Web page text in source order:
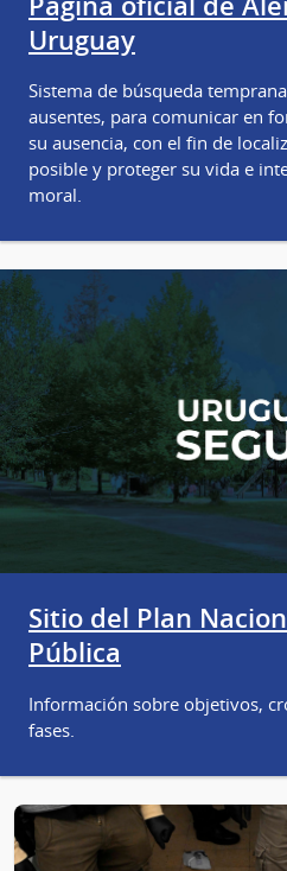
Uruguay
Sistema de búsqueda
ausentes, para comunicar en
su ausencia, con el fin de
posible y proteger su vida e
moral.
Sitio del Plan
Pública
Información sobre objetivos,
fases.